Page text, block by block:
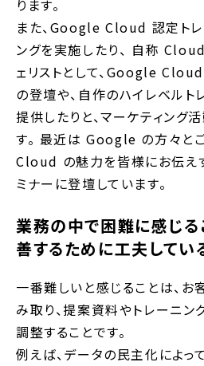
ります。
また、Google Cloud 認定トレ
ングを実施したり、 自称
ェリストとして、Google
の登壇や、自作のハイレベルト
提供したりと、マーケティング
す。 最近は Google の方々と
Cloud の魅力を皆様にお伝え
ミナーに登壇しています。
業務の中で困難に感じる
善するために工夫してい
一番難しいと感じることは、
み取り、提案資料やトレーニ
調整することです。
例えば、データの民主化によ